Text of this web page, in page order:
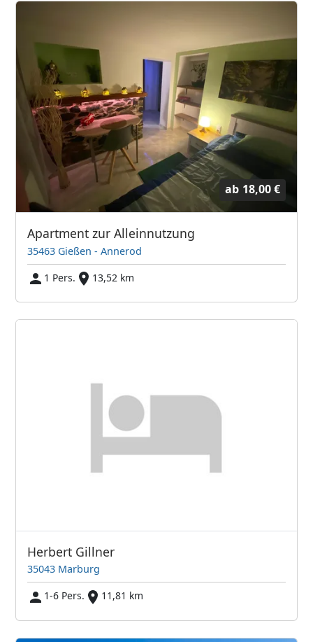
ab 18,00 €
Apartment zur Alleinnutzung
35463 Gießen - Annerod
1 Pers.
13,52 km
Herbert Gillner
35043 Marburg
1-6 Pers.
11,81 km